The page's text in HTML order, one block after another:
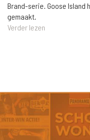
Brand-serie. Goose Island
gemaakt.
Verder lezen